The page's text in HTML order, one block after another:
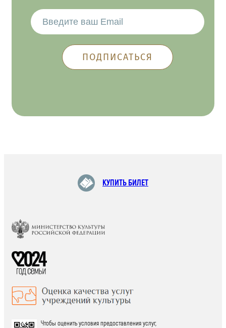
КУПИТЬ БИЛЕТ
Чтобы оценить условия предоставления услуг,